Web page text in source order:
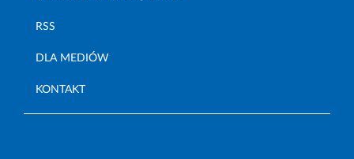
RSS
DLA MEDIÓW
KONTAKT